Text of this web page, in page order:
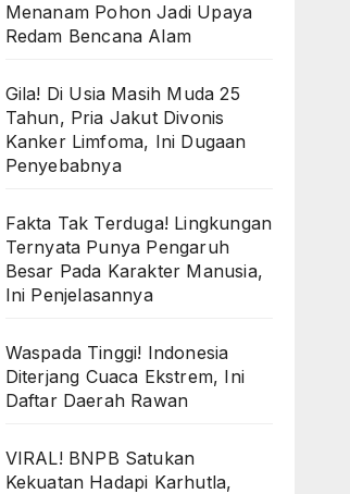
Menanam Pohon Jadi Upaya
Redam Bencana Alam
Gila! Di Usia Masih Muda 25
Tahun, Pria Jakut Divonis
Kanker Limfoma, Ini Dugaan
Penyebabnya
Fakta Tak Terduga! Lingkungan
Ternyata Punya Pengaruh
Besar Pada Karakter Manusia,
Ini Penjelasannya
Waspada Tinggi! Indonesia
Diterjang Cuaca Ekstrem, Ini
Daftar Daerah Rawan
VIRAL! BNPB Satukan
Kekuatan Hadapi Karhutla,